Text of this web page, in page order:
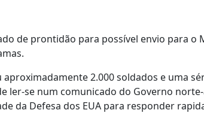
de prontidão para possível envio para o
2.000 soldados e uma
ler-se num comunicado do Governo
da Defesa dos EUA para responder